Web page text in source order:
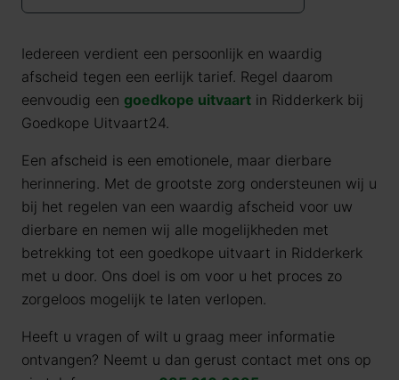
Iedereen verdient een persoonlijk en waardig
afscheid tegen een eerlijk tarief. Regel daarom
eenvoudig een goedkope uitvaart in Ridderkerk bij
Goedkope Uitvaart24.
Een afscheid is een emotionele, maar dierbare
herinnering. Met de grootste zorg ondersteunen wij u
bij het regelen van een waardig afscheid voor uw
dierbare en nemen wij alle mogelijkheden met
betrekking tot een goedkope uitvaart in Ridderkerk
met u door. Ons doel is om voor u het proces zo
zorgeloos mogelijk te laten verlopen.
Heeft u vragen of wilt u graag meer informatie
ontvangen? Neemt u dan gerust contact met ons op